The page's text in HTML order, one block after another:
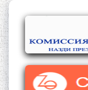
Кадамчо